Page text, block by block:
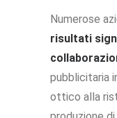
Numerose
risultati
pubblicitaria
ottico alla